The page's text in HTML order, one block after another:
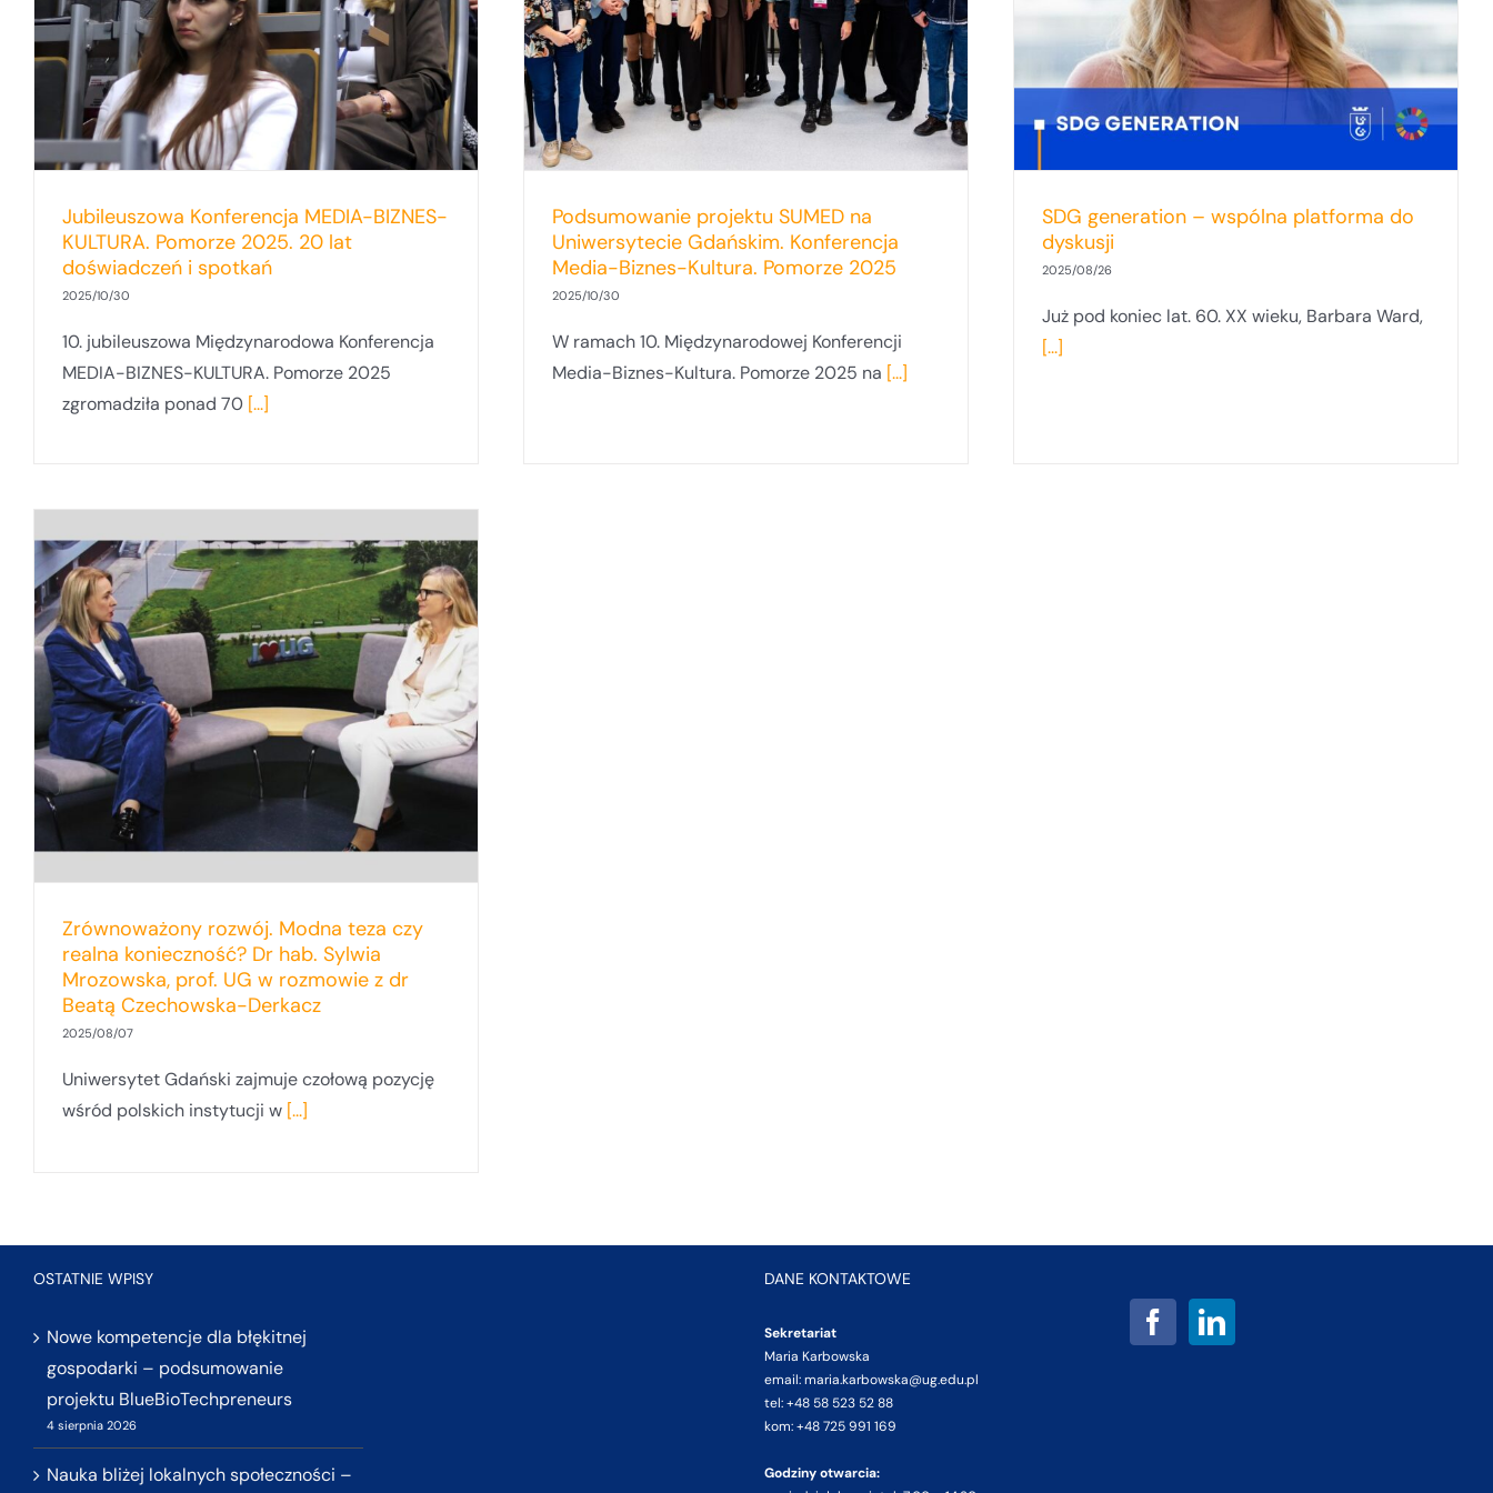
Jubileuszowa Konferencja MEDIA-BIZNES-
KULTURA. Pomorze 2025. 20 lat
doświadczeń i spotkań
2025/10/30
10. jubileuszowa Międzynarodowa Konferencja
MEDIA-BIZNES-KULTURA. Pomorze 2025
zgromadziła ponad 70 [...]
Uniwersytecie Gdańskim. Konferencja
Media-Biznes-Kultura. Pomorze 2025
Podsumowanie projektu SUMED na
Uniwersytecie Gdańskim. Konferencja
Media-Biznes-Kultura. Pomorze 2025
2025/10/30
W ramach 10. Międzynarodowej Konferencji
Media-Biznes-Kultura. Pomorze 2025 na [...]
dyskusji
SDG generation – wspólna platforma do
dyskusji
2025/08/26
Już pod koniec lat. 60. XX wieku, Barbara Ward,
[...]
Zrównoważony rozwój. Modna teza czy
realna konieczność? Dr hab. Sylwia
Mrozowska, prof. UG w rozmowie z dr
Beatą Czechowska-Derkacz
2025/08/07
Uniwersytet Gdański zajmuje czołową pozycję
wśród polskich instytucji w [...]
OSTATNIE WPISY
Nowe kompetencje dla błękitnej
gospodarki – podsumowanie
projektu BlueBioTechpreneurs
4 sierpnia 2026
Nauka bliżej lokalnych społeczności –
DANE KONTAKTOWE
Sekretariat
Maria Karbowska
email: maria.karbowska@ug.edu.pl
tel: +48 58 523 52 88
kom: +48 725 991 169
Godziny otwarcia: